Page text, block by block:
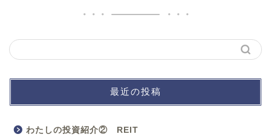
最近の投稿
わたしの投資紹介② REIT